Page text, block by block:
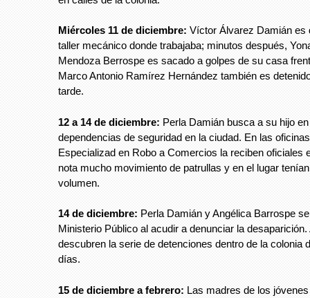
Miércoles 11 de diciembre: Víctor Álvarez Damián es
taller mecánico donde trabajaba; minutos después,
Mendoza Berrospe es sacado a golpes de su casa
Marco Antonio Ramírez Hernández también es
tarde.
12 a 14 de diciembre: Perla Damián busca a su hijo
dependencias de seguridad en la ciudad. En las
Especializad en Robo a Comercios la reciben oficiales
nota mucho movimiento de patrullas y en el lugar
volumen.
14 de diciembre: Perla Damián y Angélica Barrospe
Ministerio Público al acudir a denunciar la
descubren la serie de detenciones dentro de la colonia
días.
15 de diciembre a febrero: Las madres de los